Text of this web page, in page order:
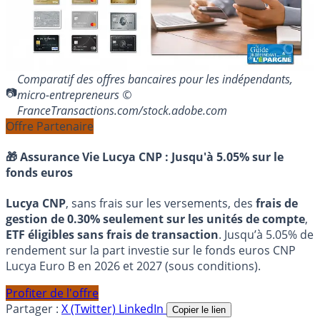
Comparatif des offres bancaires pour les indépendants,
micro-entrepreneurs ©
FranceTransactions.com/stock.adobe.com
Offre Partenaire
🎁 Assurance Vie Lucya CNP : Jusqu'à 5.05% sur le
fonds euros
Lucya CNP, sans frais sur les versements, des frais de
gestion de 0.30% seulement sur les unités de compte,
ETF éligibles sans frais de transaction. Jusqu’à 5.05% de
rendement sur la part investie sur le fonds euros CNP
Lucya Euro B en 2026 et 2027 (sous conditions).
Profiter de l'offre
Partager : X (Twitter) LinkedIn Copier le lien